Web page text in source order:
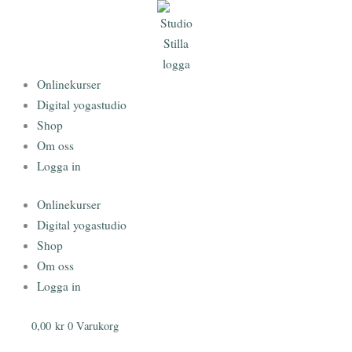
Onlinekurser
Digital yogastudio
Shop
Om oss
Logga in
Onlinekurser
Digital yogastudio
Shop
Om oss
Logga in
0,00 kr 0 Varukorg